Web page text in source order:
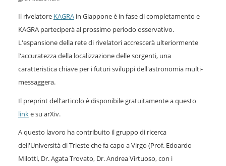
Il rivelatore KAGRAin Giappone è in fase di completamento e
KAGRA parteciperà al prossimo periodo osservativo.
L'espansione della rete di rivelatori accrescerà ulteriormente
l'accuratezza della localizzazione delle sorgenti, una
caratteristica chiave per i futuri sviluppi dell'astronomia multi-
messaggera.
Il preprint dell'articolo è disponibile gratuitamente a questo
linke su arXiv.
A questo lavoro ha contribuito il gruppo di ricerca
dell'Università di Trieste che fa capo a Virgo (Prof. Edoardo
Milotti, Dr. Agata Trovato, Dr. Andrea Virtuoso, con i